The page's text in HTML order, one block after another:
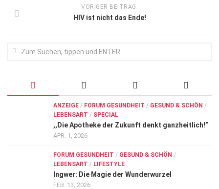
Hören
VORIGER BEITRAG:
HIV ist nicht das Ende!
ANZEIGE / FORUM GESUNDHEIT / GESUND & SCHÖN /
LEBENSART / SPECIAL
,,Die Apotheke der Zukunft denkt ganzheitlich!”
APR. 1, 2026
FORUM GESUNDHEIT / GESUND & SCHÖN /
LEBENSART / LIFESTYLE
Ingwer: Die Magie der Wunderwurzel
FEB. 13, 2026